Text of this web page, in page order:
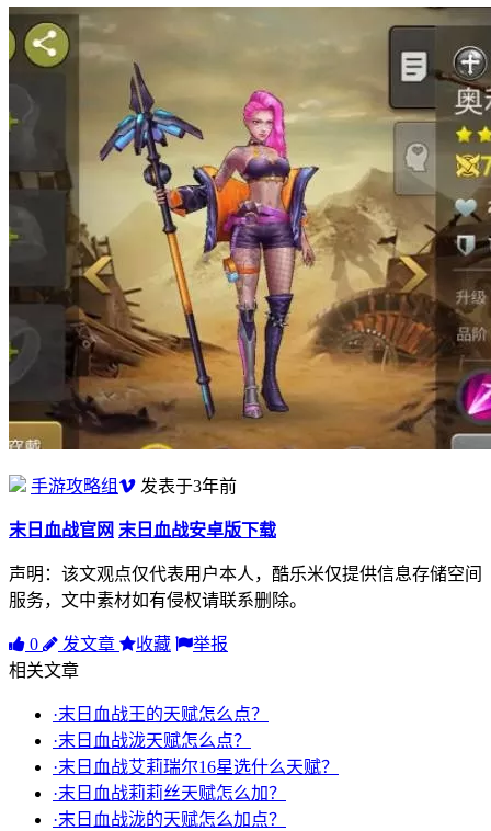
手游攻略组 发表于3年前
末日血战官网 末日血战安卓版下载
声明：该文观点仅代表用户本人，酷乐米仅提供信息存储空间
服务，文中素材如有侵权请联系删除。
0 发文章 收藏
举报
相关文章
·末日血战王的天赋怎么点？
·末日血战泷天赋怎么点？
·末日血战艾莉瑞尔16星选什么天赋？
·末日血战莉莉丝天赋怎么加？
·末日血战泷的天赋怎么加点？